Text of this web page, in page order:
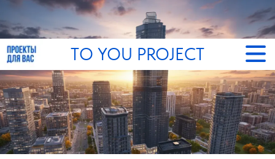
TO YOU PROJECT